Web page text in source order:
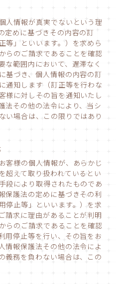
人情報が真実でないという理
定めに基づきその内容の訂
等」といいます。）を求めら
らのご請求であることを確認
な範囲内において、遅滞なく
基づき、個人情報の内容の訂
通知します（訂正等を行わな
様に対しその旨を通知いたし
法その他の法令により、当シ
い場合は、この限りではあり
客様の個人情報が、あらかじ
超えて取り扱われているとい
段により取得されたものであ
保護法の定めに基づきその利
停止等」といいます。）を求
請求に理由があることが判明
らのご請求であることを確認
用停止等を行い、その旨をお
情報保護法その他の法令によ
義務を負わない場合は、この